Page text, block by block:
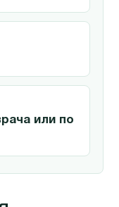
или по